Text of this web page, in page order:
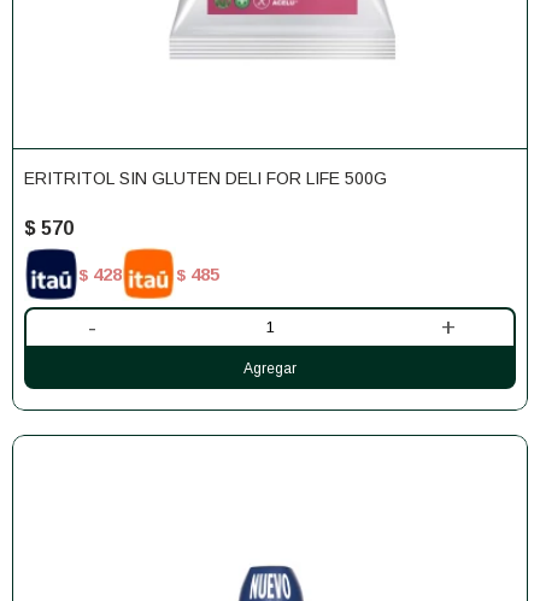
ERITRITOL SIN GLUTEN DELI FOR LIFE 500G
$ 570
$ 428 $ 485
- +